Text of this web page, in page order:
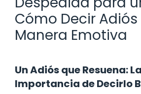
Cómo Decir
Manera Emotiva
Un Adiós que Resuena: La
Importancia de Decirlo